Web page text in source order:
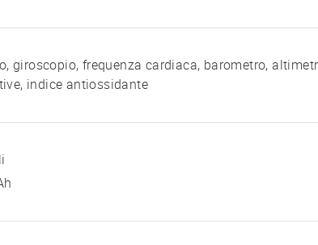
giroscopio, frequenza cardiaca, barometro,
indice antiossidante